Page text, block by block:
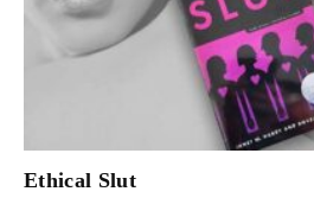
Ethical Slut